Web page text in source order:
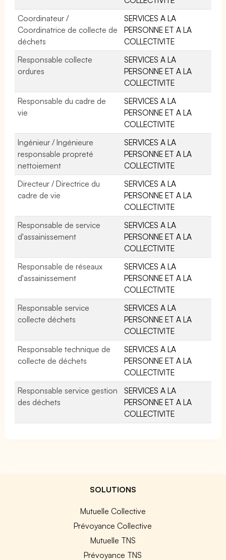
Coordinateur /
Coordinatrice de collecte de
déchets
SERVICES A LA
PERSONNE ET A LA
COLLECTIVITE
Responsable collecte
ordures
SERVICES A LA
PERSONNE ET A LA
COLLECTIVITE
Responsable du cadre de
vie
SERVICES A LA
PERSONNE ET A LA
COLLECTIVITE
Ingénieur / Ingénieure
responsable propreté
nettoiement
SERVICES A LA
PERSONNE ET A LA
COLLECTIVITE
Directeur / Directrice du
cadre de vie
SERVICES A LA
PERSONNE ET A LA
COLLECTIVITE
Responsable de service
d'assainissement
SERVICES A LA
PERSONNE ET A LA
COLLECTIVITE
Responsable de réseaux
d'assainissement
SERVICES A LA
PERSONNE ET A LA
COLLECTIVITE
Responsable service
collecte déchets
SERVICES A LA
PERSONNE ET A LA
COLLECTIVITE
Responsable technique de
collecte de déchets
SERVICES A LA
PERSONNE ET A LA
COLLECTIVITE
Responsable service gestion
des déchets
SERVICES A LA
PERSONNE ET A LA
COLLECTIVITE
SOLUTIONS
Mutuelle Collective
Prévoyance Collective
Mutuelle TNS
Prévoyance TNS